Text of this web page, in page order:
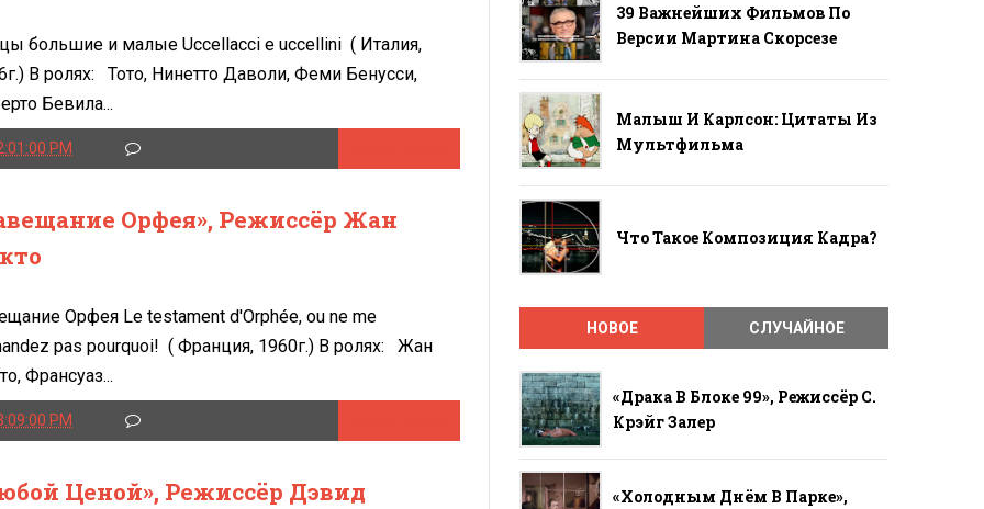
большие и малые Uccellacci e uccellini ( Италия,
В ролях: Тото, Нинетто Даволи, Феми Бенусси,
Бевила...
PM
Орфея», Режиссёр Жан
Орфея Le testament d'Orphée, ou ne me
pas pourquoi! ( Франция, 1960г.) В ролях: Жан
Франсуаз...
PM
Ценой», Режиссёр Дэвид
39 Важнейших Фильмов По
Версии Мартина Скорсезе
Малыш И Карлсон: Цитаты Из
Мультфильма
Что Такое Композиция Кадра?
НОВОЕ СЛУЧАЙНОЕ
«Драка В Блоке 99», Режиссёр С.
Крэйг Залер
«Холодным Днём В Парке»,